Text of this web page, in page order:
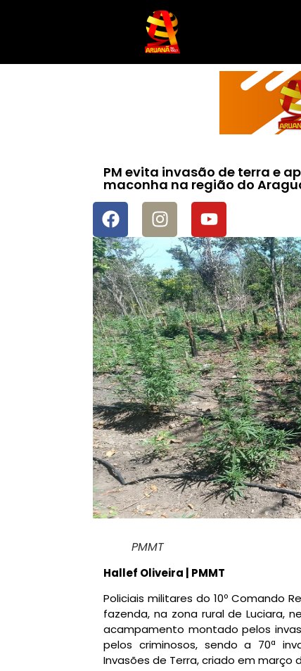
PM evita invasão de terra e
maconha na região do
PMMT
Hallef Oliveira | PMMT
Policiais militares do 10º Comando
fazenda, na zona rural de Luciara,
acampamento montado pelos
pelos criminosos, sendo a 70ª
Invasões de Terra, criado em março